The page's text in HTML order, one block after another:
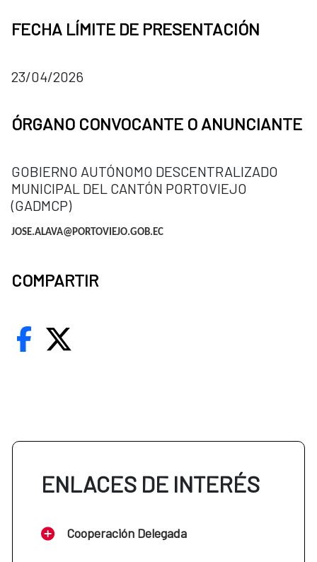
FECHA LÍMITE DE PRESENTACIÓN
23/04/2026
ÓRGANO CONVOCANTE O ANUNCIANTE
GOBIERNO AUTÓNOMO DESCENTRALIZADO
MUNICIPAL DEL CANTÓN PORTOVIEJO
(GADMCP)
JOSE.ALAVA@PORTOVIEJO.GOB.EC
COMPARTIR
ENLACES DE INTERÉS
Cooperación Delegada